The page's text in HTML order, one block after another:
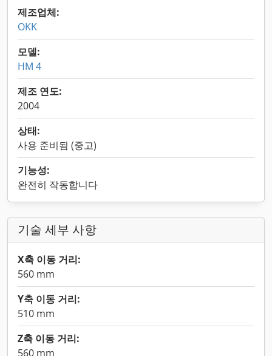
제조업체:
OKK
모델:
HM 4
제조 연도:
2004
상태:
사용 준비됨 (중고)
기능성:
완전히 작동합니다
기술 세부 사항
X축 이동 거리:
560 mm
Y축 이동 거리:
510 mm
Z축 이동 거리:
560 mm